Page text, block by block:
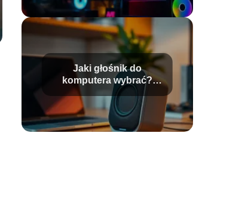
Jaki głośnik do
komputera wybrać?
Poradnik dla każdego
użytkownika